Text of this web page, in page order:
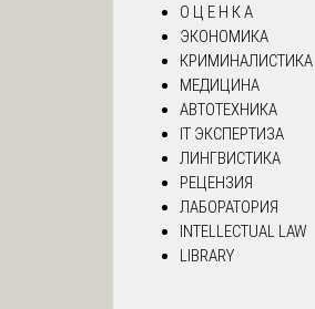
О Ц Е Н К А
ЭКОНОМИКА
КРИМИНАЛИСТИКА
МЕДИЦИНА
АВТОТЕХНИКА
IT ЭКСПЕРТИЗА
ЛИНГВИСТИКА
РЕЦЕНЗИЯ
ЛАБОРАТОРИЯ
INTELLECTUAL LAW
LIBRARY